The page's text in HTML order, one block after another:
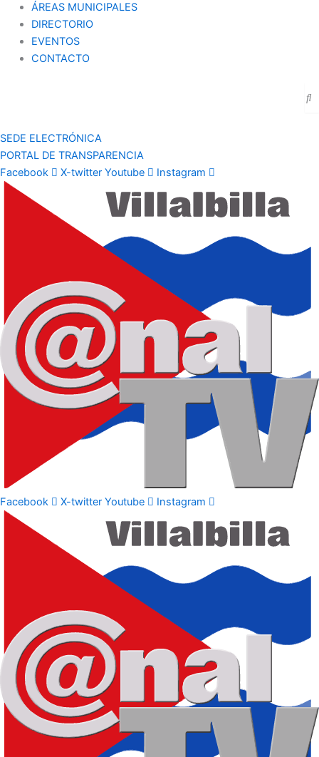
ÁREAS MUNICIPALES
DIRECTORIO
EVENTOS
CONTACTO
SEDE ELECTRÓNICA
PORTAL DE TRANSPARENCIA
Facebook
X-twitter Youtube Instagram
Facebook X-twitter Youtube Instagram